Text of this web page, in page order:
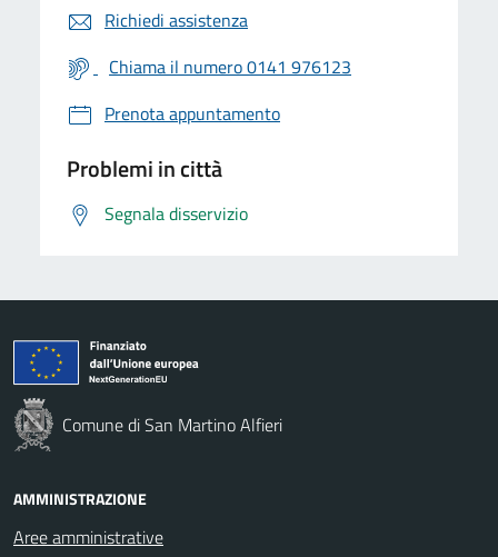
Richiedi assistenza
Chiama il numero 0141 976123
Prenota appuntamento
Problemi in città
Segnala disservizio
Comune di San Martino Alfieri
AMMINISTRAZIONE
Aree amministrative